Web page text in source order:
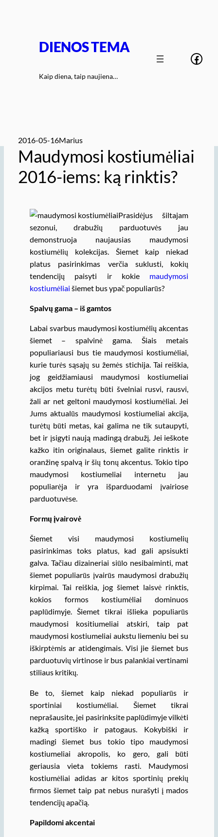
DIENOS TEMA
Kaip diena, taip naujiena…
2016-05-16Marius
Maudymosi kostiumėliai
2016-iems: ką rinktis?
Prasidėjus šiltajam
sezonui, drabužių parduotuvės jau
demonstruoja naujausias maudymosi
kostiumėlių kolekcijas. Šiemet kaip niekad
platus pasirinkimas verčia suklusti, kokių
tendencijų paisyti ir kokie maudymosi
kostiumėliai šiemet bus ypač populiarūs?
Spalvų gama – iš gamtos
Labai svarbus maudymosi kostiumėlių akcentas
šiemet – spalvinė gama. Šiais metais
populiariausi bus tie maudymosi kostiumėliai,
kurie turės sąsajų su žemės stichija. Tai reiškia,
jog geidžiamiausi maudymosi kostiumeliai
akcijos metu turėtų būti švelniai rusvi, rausvi,
žali ar net geltoni maudymosi kostiumėliai. Jei
Jums aktualūs maudymosi kostiumeliai akcija,
turėtų būti metas, kai galima ne tik sutaupyti,
bet ir įsigyti naują madingą drabužį. Jei ieškote
kažko itin originalaus, šiemet galite rinktis ir
oranžinę spalvą ir šių tonų akcentus. Tokio tipo
maudymosi kostiumeliai internetu jau
populiarėja ir yra išparduodami įvairiose
parduotuvėse.
Formų įvairovė
Šiemet visi maudymosi kostiumelių
pasirinkimas toks platus, kad gali apsisukti
galva. Tačiau dizaineriai siūlo nesibaiminti, mat
šiemet populiarūs įvairūs maudymosi drabužių
kirpimai. Tai reiškia, jog šiemet laisvė rinktis,
kokios formos kostiumėliai dominuos
paplūdimyje. Šiemet tikrai išlieka populiarūs
maudymosi kositiumeliai atskiri, taip pat
maudymosi kostiumeliai aukstu liemeniu bei su
iškirptėmis ar atidengimais. Visi jie šiemet bus
parduotuvių virtinose ir bus palankiai vertinami
stiliaus kritikų.
Be to, šiemet kaip niekad populiarūs ir
sportiniai kostiumėliai. Šiemet tikrai
neprašausite, jei pasirinksite paplūdimyje vilkėti
kažką sportiško ir patogaus. Kokybiški ir
madingi šiemet bus tokio tipo maudymosi
kostiumeliai akropolis, ko gero, gali būti
geriausia vieta tokiems rasti. Maudymosi
kostiumėliai adidas ar kitos sportinių prekių
firmos šiemet taip pat nebus nurašyti į mados
tendencijų apačią.
Papildomi akcentai